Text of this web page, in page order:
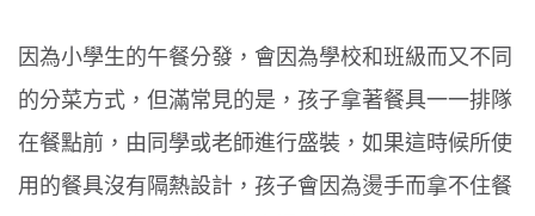
因為小學生的午餐分發，會因為學校和班級而又不同
的分菜方式，但滿常見的是，孩子拿著餐具一一排隊
在餐點前，由同學或老師進行盛裝，如果這時候所使
用的餐具沒有隔熱設計，孩子會因為燙手而拿不住餐